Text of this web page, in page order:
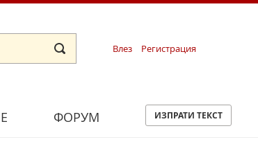
Влез Регистрация
ФОРУМ ИЗПРАТИ ТЕКСТ